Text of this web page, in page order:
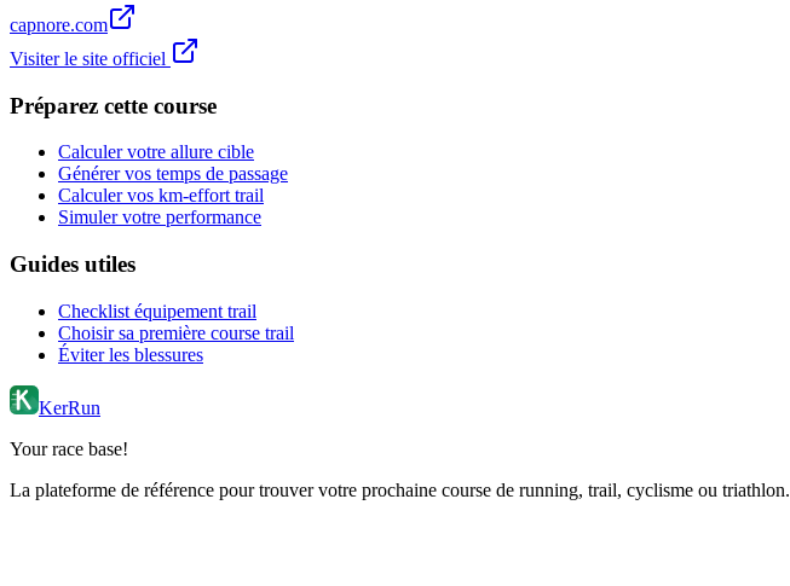
capnore.com
Visiter le site officiel
Préparez cette course
Calculer votre allure cible
Générer vos temps de passage
Calculer vos km-effort trail
Simuler votre performance
Guides utiles
Checklist équipement trail
Choisir sa première course trail
Éviter les blessures
KerRun
Your race base!
La plateforme de référence pour trouver votre prochaine course de running, trail, cyclisme ou triathlon.